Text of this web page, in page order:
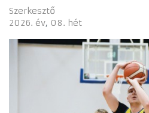
Szerkesztő
2026. év 08. hét